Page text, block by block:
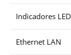
Indicadores LED
Ethernet LAN